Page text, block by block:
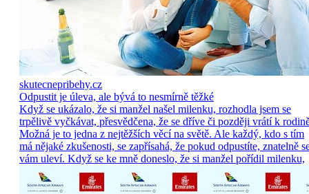
skutecnepribehy.cz
Odpustit je úleva, ale bývá to nesmírně těžké
Když se ukázalo, že si manžel našel milenku, rozhodla jsem se
trpělivě vyčkávat, přesvědčena, že se dříve či později vrátí k
Možná je to jedna z nejtěžších věcí na světě. Ale každý, kdo s tím
má nějaké zkušenosti, se zapřísahá, že pokud odpustíte, znatelně
vám uleví. Když se ke mně doneslo, že si manžel pořídil milenku,